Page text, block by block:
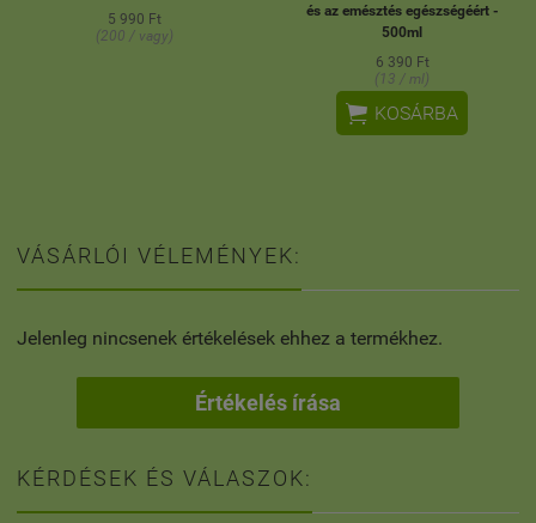
5 990 Ft
(200 / vagy)
és az emésztés egészségéért -
500ml
6 390 Ft
(13 / ml)
 KOSÁRBA
VÁSÁRLÓI VÉLEMÉNYEK:
Jelenleg nincsenek értékelések ehhez a termékhez.
Értékelés írása
KÉRDÉSEK ÉS VÁLASZOK: